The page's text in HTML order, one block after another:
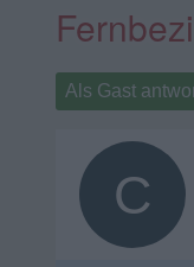
Als Gast
C